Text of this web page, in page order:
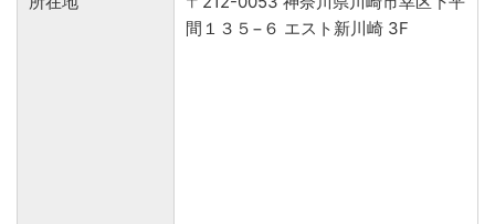
間１３５−６ エスト新川崎 3F